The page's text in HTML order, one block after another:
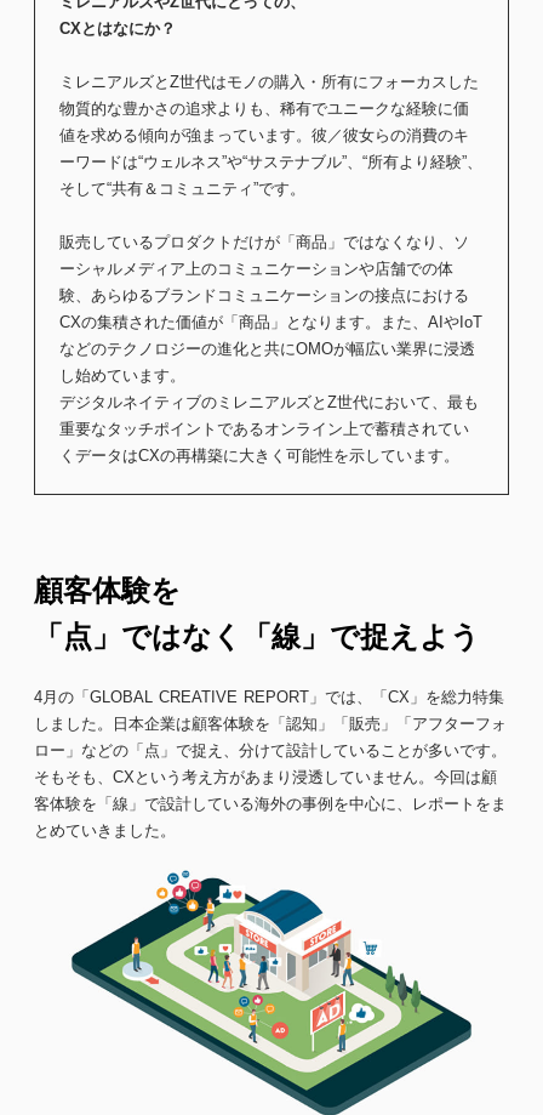
CXとはなにか？
ミレニアルズとZ世代はモノの購入・所有にフォーカスした
物質的な豊かさの追求よりも、稀有でユニークな経験に価
値を求める傾向が強まっています。彼／彼女らの消費のキ
ーワードは“ウェルネス”や“サステナブル”、“所有より経験”、
そして“共有＆コミュニティ”です。
販売しているプロダクトだけが「商品」ではなくなり、ソ
ーシャルメディア上のコミュニケーションや店舗での体
験、あらゆるブランドコミュニケーションの接点における
CXの集積された価値が「商品」となります。また、AIやIoT
などのテクノロジーの進化と共にOMOが幅広い業界に浸透
し始めています。
デジタルネイティブのミレニアルズとZ世代において、最も
重要なタッチポイントであるオンライン上で蓄積されてい
くデータはCXの再構築に大きく可能性を示しています。
顧客体験を
「点」ではなく「線」で捉えよう
4月の「GLOBAL CREATIVE REPORT」では、「CX」を総力特集
しました。日本企業は顧客体験を「認知」「販売」「アフターフォ
ロー」などの「点」で捉え、分けて設計していることが多いです。
そもそも、CXという考え方があまり浸透していません。今回は顧
客体験を「線」で設計している海外の事例を中心に、レポートをま
とめていきました。